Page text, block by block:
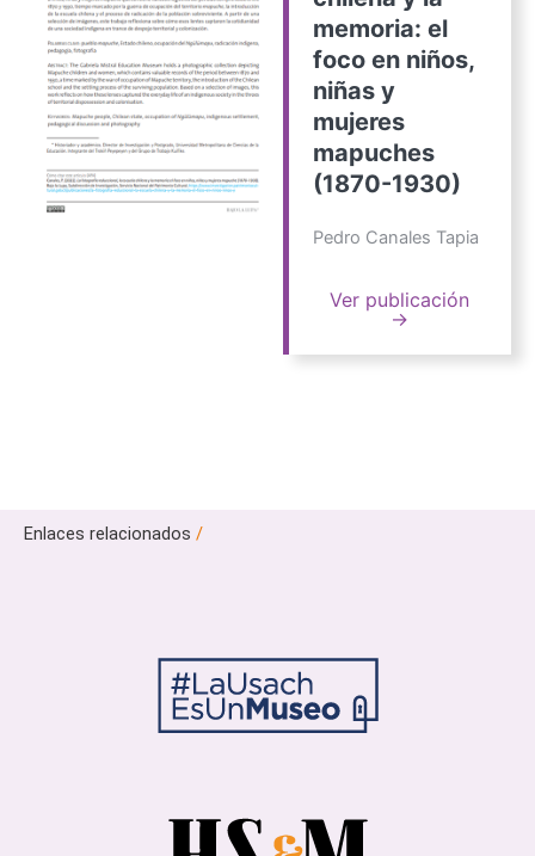
memoria: el
foco en niños,
niñas y
mujeres
mapuches
(1870-1930)
Pedro Canales Tapia
Ver publicación
→
Enlaces relacionados /